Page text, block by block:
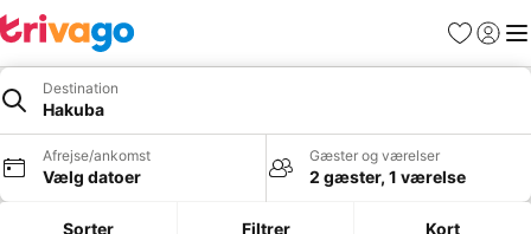
Favoritter
Log ind
Destination
Hakuba
Afrejse/ankomst
Vælg datoer
Gæster og værelser
2 gæster, 1 værelse
Sorter Filtrer Kort